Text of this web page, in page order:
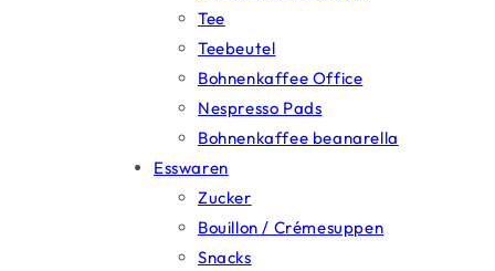
Tee
Teebeutel
Bohnenkaffee Office
Nespresso Pads
Bohnenkaffee beanarella
Esswaren
Zucker
Bouillon / Crémesuppen
Snacks